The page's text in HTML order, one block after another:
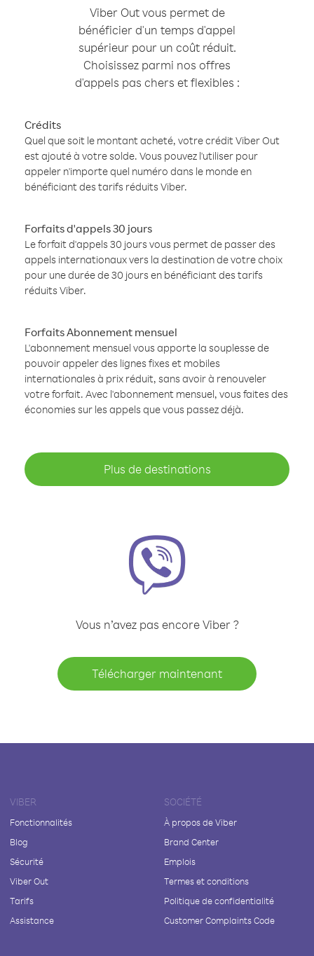
Viber Out vous permet de
bénéficier d'un temps d'appel
supérieur pour un coût réduit.
Choisissez parmi nos offres
d'appels pas chers et flexibles :
Crédits
Quel que soit le montant acheté, votre crédit Viber Out
est ajouté à votre solde. Vous pouvez l'utiliser pour
appeler n'importe quel numéro dans le monde en
bénéficiant des tarifs réduits Viber.
Forfaits d'appels 30 jours
Le forfait d'appels 30 jours vous permet de passer des
appels internationaux vers la destination de votre choix
pour une durée de 30 jours en bénéficiant des tarifs
réduits Viber.
Forfaits Abonnement mensuel
L'abonnement mensuel vous apporte la souplesse de
pouvoir appeler des lignes fixes et mobiles
internationales à prix réduit, sans avoir à renouveler
votre forfait. Avec l'abonnement mensuel, vous faites des
économies sur les appels que vous passez déjà.
Plus de destinations
Vous n’avez pas encore Viber ?
Télécharger maintenant
VIBER
Fonctionnalités
Blog
Sécurité
Viber Out
Tarifs
Assistance
SOCIÉTÉ
À propos de Viber
Brand Center
Emplois
Termes et conditions
Politique de confidentialité
Customer Complaints Code